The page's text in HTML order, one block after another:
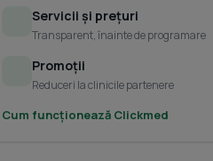
Servicii și prețuri
Transparent, înainte de programare
Promoții
Reduceri la clinicile partenere
Cum funcționează Clickmed